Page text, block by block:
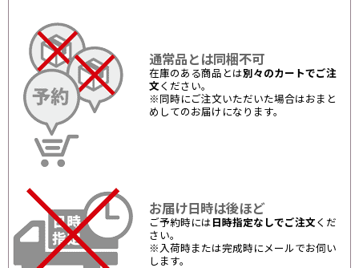
通常品とは同梱不可
在庫のある商品とは別々のカートでご注
文 ください。
※同時にご注文いただいた場合はおまと
めしてのお届けになります。
お届け日時は後ほど
ご予約時には 日時指定なしでご注文 くだ
さい。
※入荷時または完成時にメールでお伺い
します。